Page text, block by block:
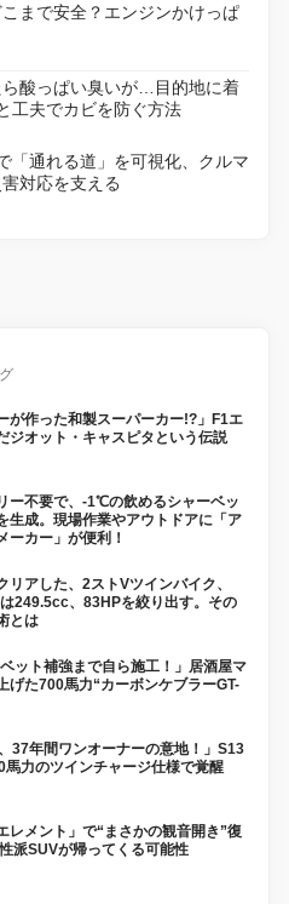
まで安全？エンジンかけっぱ
酸っぱい臭いが…目的地に着
工夫でカビを防ぐ方法
「通れる道」を可視化、クルマ
対応を支える
が作った和製スーパーカー!?」F1エ
ジオット・キャスピタという伝説
ー不要で、-1℃の飲めるシャーベッ
生成。現場作業やアウトドアに「ア
ーカー」が便利！
リアした、2ストVツインバイク、
249.5cc、83HPを絞り出す。その
とは
ベット補強まで自ら施工！」居酒屋マ
げた700馬力“カーボンケブラーGT-
37年間ワンオーナーの意地！」S13
馬力のツインチャージ仕様で覚醒
レメント」で“まさかの観音開き”復
派SUVが帰ってくる可能性